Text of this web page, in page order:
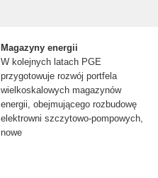
Magazyny energii
W kolejnych latach PGE
przygotowuje rozwój portfela
wielkoskalowych magazynów
energii, obejmującego rozbudowę
elektrowni szczytowo-pompowych,
nowe